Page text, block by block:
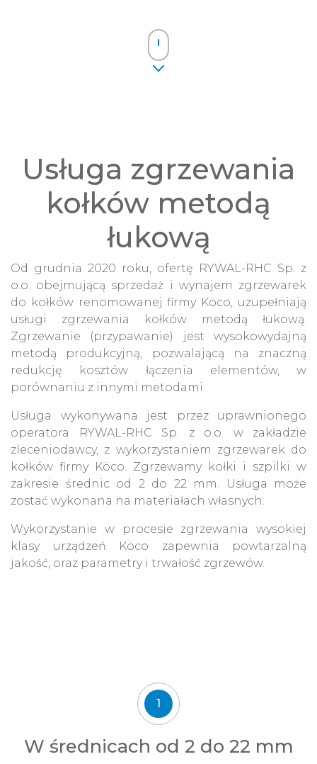
Usługa zgrzewania
kołków metodą
łukową
Od grudnia 2020 roku, ofertę RYWAL-RHC Sp. z
o.o. obejmującą sprzedaż i wynajem zgrzewarek
do kołków renomowanej firmy Köco, uzupełniają
usługi zgrzewania kołków metodą łukową.
Zgrzewanie (przypawanie) jest wysokowydajną
metodą produkcyjną, pozwalającą na znaczną
redukcję kosztów łączenia elementów, w
porównaniu z innymi metodami.
Usługa wykonywana jest przez uprawnionego
operatora RYWAL-RHC Sp. z o.o. w zakładzie
zleceniodawcy, z wykorzystaniem zgrzewarek do
kołków firmy Köco. Zgrzewamy kołki i szpilki w
zakresie średnic od 2 do 22 mm. Usługa może
zostać wykonana na materiałach własnych.
Wykorzystanie w procesie zgrzewania wysokiej
klasy urządzeń Köco zapewnia powtarzalną
jakość, oraz parametry i trwałość zgrzewów.
1
W średnicach od 2 do 22 mm